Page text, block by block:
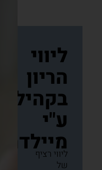
ליווי
הריון
בקהילה
ע"י
מיילדת
ליווי רציף
של